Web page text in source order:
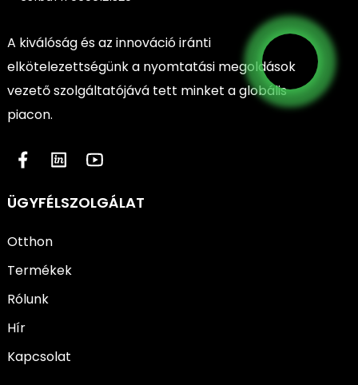
A kiválóság és az innováció iránti
elkötelezettségünk a nyomtatási megoldások
vezető szolgáltatójává tett minket a globális
piacon.
ÜGYFÉLSZOLGÁLAT
Otthon
Termékek
Rólunk
Hír
Kapcsolat